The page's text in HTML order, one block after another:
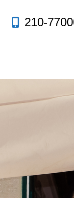
210-